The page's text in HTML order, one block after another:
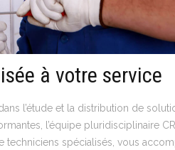
à votre service
l’étude et la distribution de
l’équipe pluridisciplinaire
techniciens spécialisés, vous